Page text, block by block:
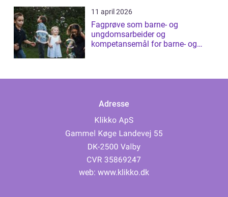
11 april 2026
Fagprøve som barne- og
ungdomsarbeider og
kompetansemål for barne- og
Adresse
web: www.klikko.dk